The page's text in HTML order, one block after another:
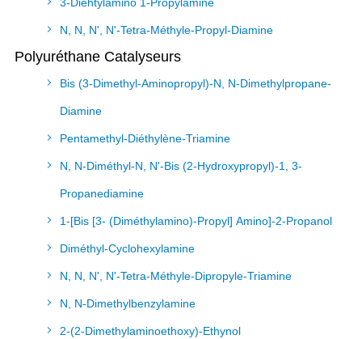
N, N, N', N'-Tetra-Méthyle-Propyl-Diamine
Polyuréthane Catalyseurs
Bis (3-Dimethyl-Aminopropyl)-N, N-Dimethylpropane-
Diamine
Pentamethyl-Diéthylène-Triamine
N, N-Diméthyl-N, N'-Bis (2-Hydroxypropyl)-1, 3-
Propanediamine
1-[Bis [3- (Diméthylamino)-Propyl] Amino]-2-Propanol
Diméthyl-Cyclohexylamine
N, N, N', N'-Tetra-Méthyle-Dipropyle-Triamine
N, N-Dimethylbenzylamine
2-(2-Dimethylaminoethoxy)-Ethynol